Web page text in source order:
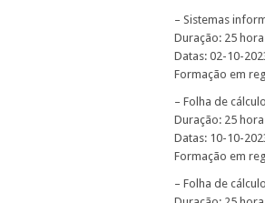
– Sistemas
Duração: 25
Datas: 02-10-
Formação em
– Folha de
Duração: 25
Datas: 10-10-
Formação em
– Folha de